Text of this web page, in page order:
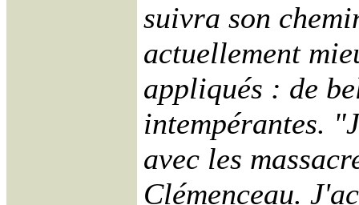
suivra son
actuellement
appliqués : de
intempérantes.
avec les
Clémenceau.